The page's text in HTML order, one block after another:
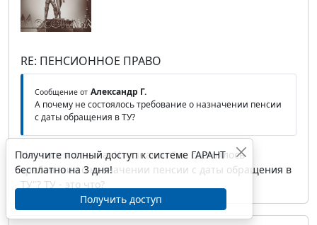
RE: ПЕНСИОННОЕ ПРАВО
Сообщение от Александр Г.
А почему не состоялось требование о назначении пенсии
с даты обращения в ТУ?
Не совсем поняла. Что значит "не состоялось
требование о назначении пенсии с даты обращения в
ТУ"? ТУ - это что?
Получите полный доступ к системе ГАРАНТ
бесплатно на 3 дня!
Получить доступ